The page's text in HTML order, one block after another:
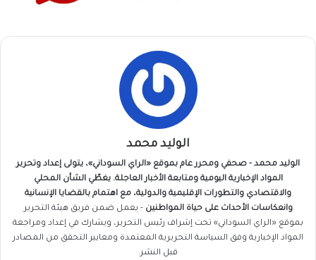
الوليد محمد
الوليد محمد - صحفي ومحرر عام بموقع «الراي السوداني»، يتولى إعداد وتحرير
المواد الإخبارية اليومية ومتابعة الأخبار العاجلة. يغطّي الشأن المحلي
والاقتصادي والتطورات الإقليمية والدولية، مع اهتمام بالقضايا الإنسانية
وانعكاسات الأحداث على حياة المواطنين - يعمل ضمن فريق هيئة التحرير
بموقع «الراي السوداني» تحت إشراف رئيس التحرير، ويشارك في إعداد ومراجعة
المواد الإخبارية وفق السياسة التحريرية المعتمدة ومعايير التحقق من المصادر
قبل النشر.